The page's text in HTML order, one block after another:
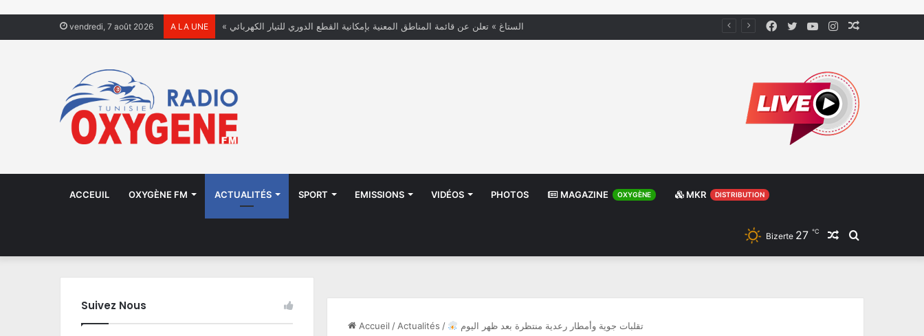
vendredi, 7 août 2026 A LA UNE « الستاغ » تعلن عن قائمة المناطق المعنية بإمكانية القطع الدوري للتيار الكهربائي Instagram
YouTube
Twitter
Facebook
ACCEUIL OXYGÈNE FM ACTUALITÉS SPORT EMISSIONS VIDÉOS PHOTOS MAGAZINE OXYGÈNE MKR DISTRIBUTION
Rechercher
Article
Bizerte 27 ℃
Accueil / Actualités / تقلبات جوية وأمطار رعدية منتظرة بعد ظهر اليوم
Suivez Nous